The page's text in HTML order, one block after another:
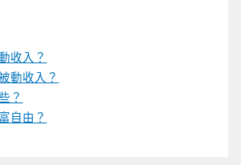
收入？
動收入？
？
自由？